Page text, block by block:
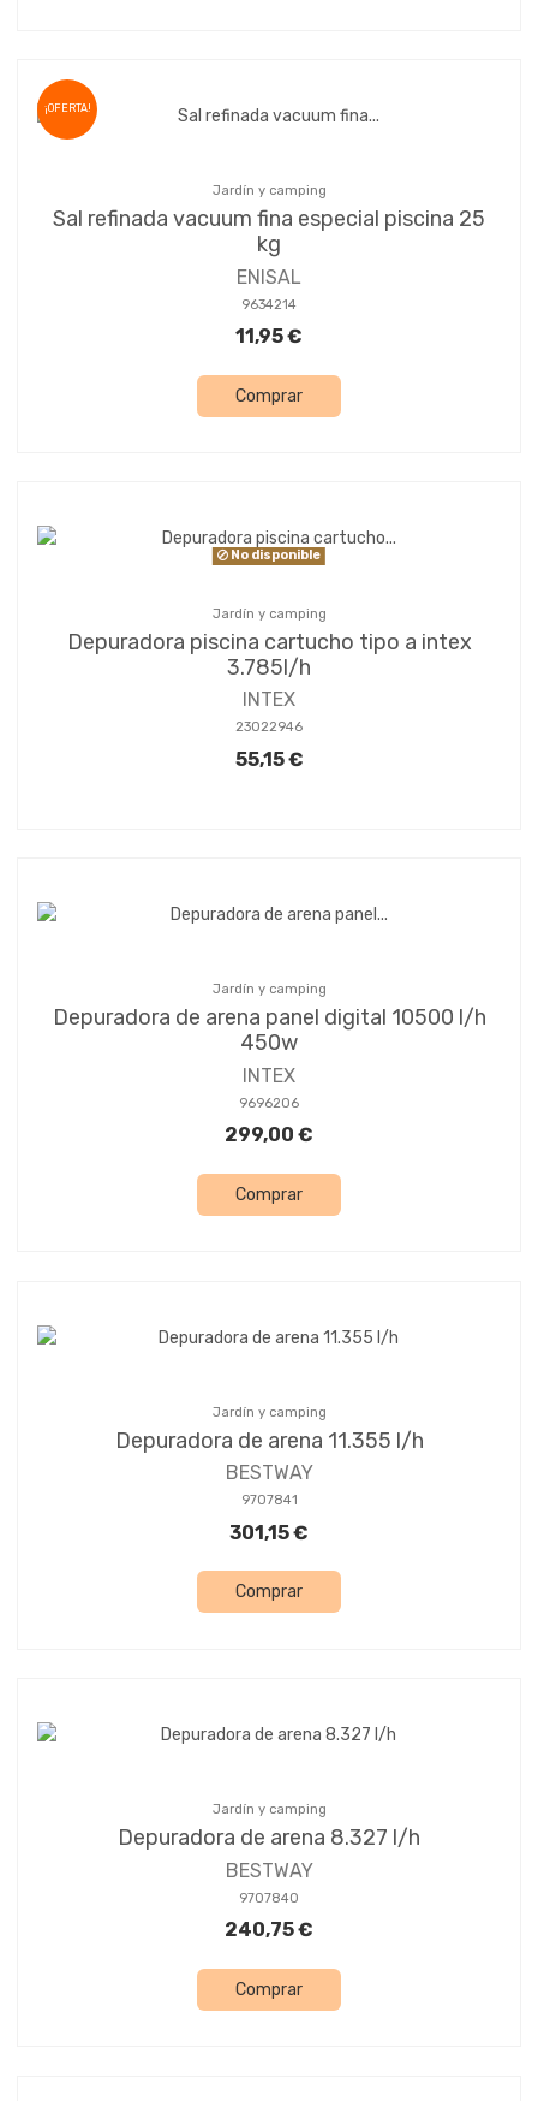
¡OFERTA!
Jardín y camping
Sal refinada vacuum fina especial piscina 25
kg
ENISAL
9634214
11,95 €
Comprar
No disponible
Jardín y camping
Depuradora piscina cartucho tipo a intex
3.785l/h
INTEX
23022946
55,15 €
Jardín y camping
Depuradora de arena panel digital 10500 l/h
450w
INTEX
9696206
299,00 €
Comprar
Jardín y camping
Depuradora de arena 11.355 l/h
BESTWAY
9707841
301,15 €
Comprar
Jardín y camping
Depuradora de arena 8.327 l/h
BESTWAY
9707840
240,75 €
Comprar